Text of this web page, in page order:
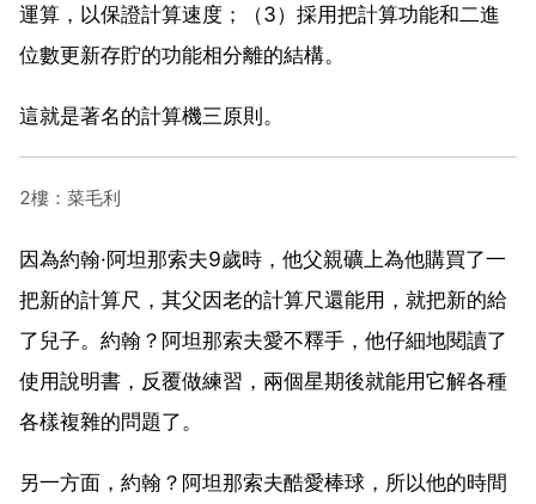
運算，以保證計算速度；（3）採用把計算功能和二進
位數更新存貯的功能相分離的結構。
這就是著名的計算機三原則。
2樓：菜毛利
因為約翰·阿坦那索夫9歲時，他父親礦上為他購買了一
把新的計算尺，其父因老的計算尺還能用，就把新的給
了兒子。約翰？阿坦那索夫愛不釋手，他仔細地閱讀了
使用說明書，反覆做練習，兩個星期後就能用它解各種
各樣複雜的問題了。
另一方面，約翰？阿坦那索夫酷愛棒球，所以他的時間